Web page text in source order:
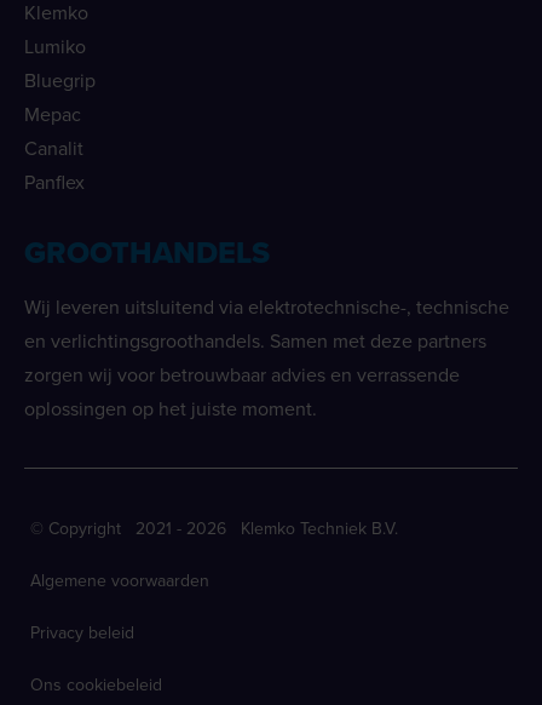
Klemko
Lumiko
Bluegrip
Mepac
Canalit
Panflex
GROOTHANDELS
Wij leveren uitsluitend via elektrotechnische-, technische
en verlichtingsgroothandels. Samen met deze partners
zorgen wij voor betrouwbaar advies en verrassende
oplossingen op het juiste moment.
© Copyright 2021 - 2026 Klemko Techniek B.V.
Algemene voorwaarden
Privacy beleid
Ons cookiebeleid